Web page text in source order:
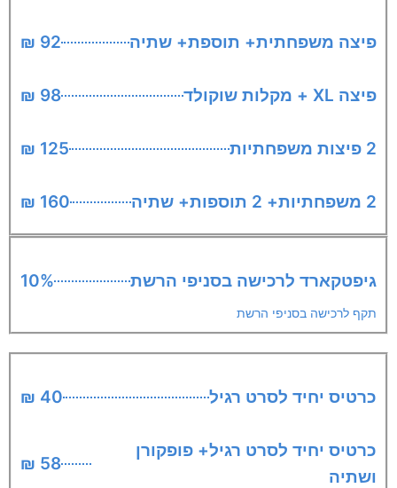
פיצה משפחתית+ תוספת+ שתיה 92 ₪
פיצה XL + מקלות שוקולד 98 ₪
2 פיצות משפחתיות 125 ₪
2 משפחתיות+ 2 תוספות+ שתיה 160 ₪
גיפטקארד לרכישה בסניפי הרשת 10%
תקף לרכישה בסניפי הרשת
כרטיס יחיד לסרט רגיל 40 ₪
כרטיס יחיד לסרט רגיל+ פופקורן
ושתיה
58 ₪